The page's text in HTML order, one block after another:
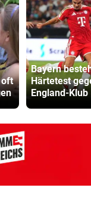
oft
Bayern
Härtetest
England-Klub